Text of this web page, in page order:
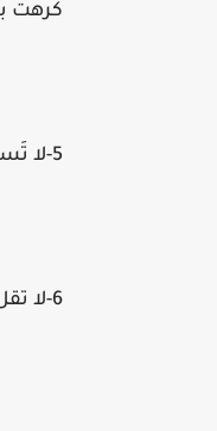
كرهت
5-لا تَسكتُ المرأة المُحبة أبدا .. إن صمتت فهي لم تعد تحبك.
6-لا تقل لها أحبكِ و هي غاضبة ، في المرة القادمة ستتذكر غضبها إن قلتها.